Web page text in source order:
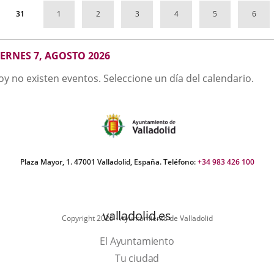
31 1 2 3 4 5 6
7, AGOSTO 2026
no existen eventos. Seleccione un día del calendario.
Plaza Mayor, 1. 47001 Valladolid, España. Teléfono:+34 983 426 100
Copyright 2025 - Ayuntamiento de Valladolid
valladolid.es
El Ayuntamiento
Tu ciudad